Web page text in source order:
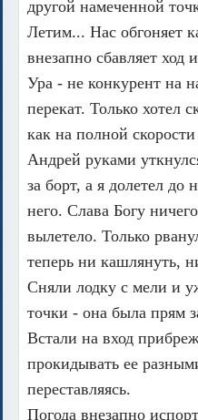
другой намеченной
Летим... Нас обгоняет
внезапно сбавляет ход
Ура - не конкурент на
перекат. Только хотел
как на полной
Андрей руками
за борт, а я долетел до
него. Слава Богу
вылетело. Только
теперь ни кашлянуть,
Сняли лодку с мели и
точки - она была прям
Встали на вход
прокидывать ее
переставляясь.
Погода внезапно